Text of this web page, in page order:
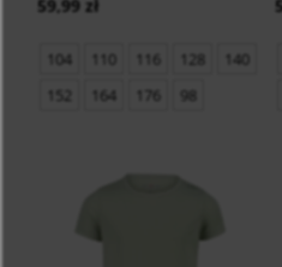
59,99 zł
104 110 116 128
140
152
164 176 98